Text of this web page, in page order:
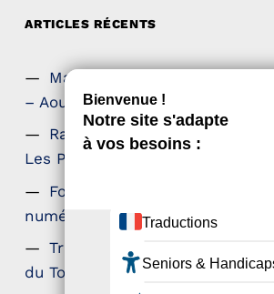
ARTICLES RÉCENTS
Magazine Tourisme Accessible
– Aout 2026
Rallye Aicha des Gazelles –
Les Petillantes
Formation Communication
numérique
Trophées Horizons – Acteurs
du Tourisme Durable